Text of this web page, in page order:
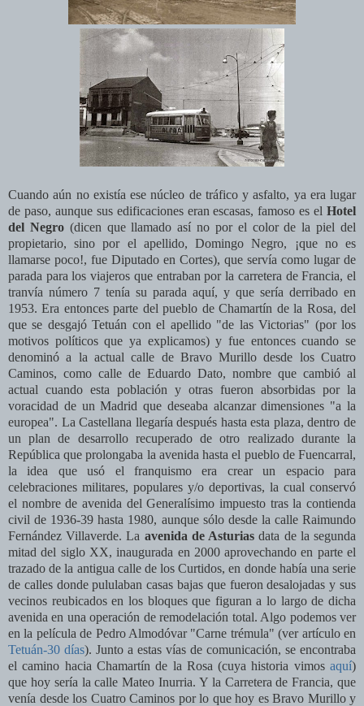
Cuando aún no existía ese núcleo de tráfico y asfalto, ya era lugar
de paso, aunque sus edificaciones eran escasas, famoso es el Hotel
del Negro (dicen que llamado así no por el color de la piel del
propietario, sino por el apellido, Domingo Negro, ¡que no es
llamarse poco!, fue Diputado en Cortes), que servía como lugar de
parada para los viajeros que entraban por la carretera de Francia, el
tranvía número 7 tenía su parada aquí, y que sería derribado en
1953. Era entonces parte del pueblo de Chamartín de la Rosa, del
que se desgajó Tetuán con el apellido "de las Victorias" (por los
motivos políticos que ya explicamos) y fue entonces cuando se
denominó a la actual calle de Bravo Murillo desde los Cuatro
Caminos, como calle de Eduardo Dato, nombre que cambió al
actual cuando esta población y otras fueron absorbidas por la
voracidad de un Madrid que deseaba alcanzar dimensiones "a la
europea". La Castellana llegaría después hasta esta plaza, dentro de
un plan de desarrollo recuperado de otro realizado durante la
República que prolongaba la avenida hasta el pueblo de Fuencarral,
la idea que usó el franquismo era crear un espacio para
celebraciones militares, populares y/o deportivas, la cual conservó
el nombre de avenida del Generalísimo impuesto tras la contienda
civil de 1936-39 hasta 1980, aunque sólo desde la calle Raimundo
Fernández Villaverde. La avenida de Asturias data de la segunda
mitad del siglo XX, inaugurada en 2000 aprovechando en parte el
trazado de la antigua calle de los Curtidos, en donde había una serie
de calles donde pululaban casas bajas que fueron desalojadas y sus
vecinos reubicados en los bloques que figuran a lo largo de dicha
avenida en una operación de remodelación total. Algo podemos ver
en la película de Pedro Almodóvar "Carne trémula" (ver artículo en
Tetuán-30 días). Junto a estas vías de comunicación, se encontraba
el camino hacia Chamartín de la Rosa (cuya historia vimos aquí)
que hoy sería la calle Mateo Inurria. Y la Carretera de Francia, que
venía desde los Cuatro Caminos por lo que hoy es Bravo Murillo y